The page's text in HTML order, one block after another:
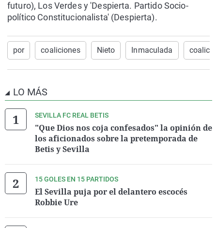
futuro), Los Verdes y 'Despierta. Partido Socio-
político Constitucionalista' (Despierta).
por coaliciones Nieto Inmaculada
LO MÁS
SEVILLA FC REAL BETIS
"Que Dios nos coja confesados" la opinión de
los aficionados sobre la pretemporada de
Betis y Sevilla
15 GOLES EN 15 PARTIDOS
El Sevilla puja por el delantero escocés
Robbie Ure